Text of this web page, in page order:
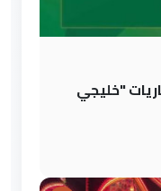
"خليجي